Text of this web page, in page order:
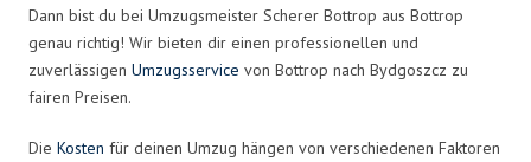
Dann bist du bei Umzugsmeister Scherer Bottrop aus Bottrop
genau richtig! Wir bieten dir einen professionellen und
zuverlässigen Umzugsservice von Bottrop nach Bydgoszcz zu
fairen Preisen.
Die Kosten für deinen Umzug hängen von verschiedenen Faktoren